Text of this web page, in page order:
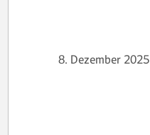
8. Dezember 2025